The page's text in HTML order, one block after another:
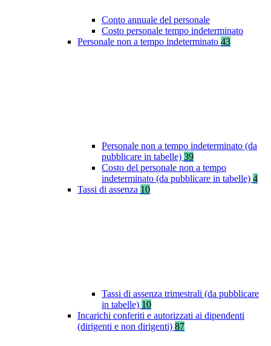
Conto annuale del personale
Costo personale tempo indeterminato
Personale non a tempo indeterminato 43
Personale non a tempo indeterminato (da
pubblicare in tabelle) 39
Costo del personale non a tempo
indeterminato (da pubblicare in tabelle) 4
Tassi di assenza 10
Tassi di assenza trimestrali (da pubblicare
in tabelle) 10
Incarichi conferiti e autorizzati ai dipendenti
(dirigenti e non dirigenti) 87